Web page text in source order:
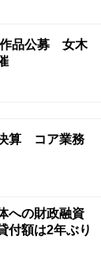
作品公募 女木
算 コア業務
への財政融資
付額は2年ぶり